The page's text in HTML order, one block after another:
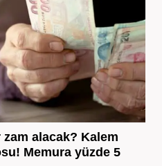
alacak? Kalem
Memura yüzde 5